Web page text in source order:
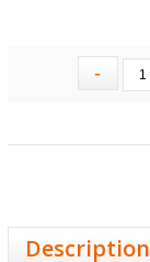
Description